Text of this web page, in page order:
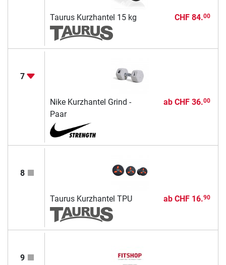
Taurus Kurzhantel 15 kg CHF 84.00
7
Nike Kurzhantel Grind -
Paar
ab CHF 36.00
8
Taurus Kurzhantel TPU ab CHF 16.90
9